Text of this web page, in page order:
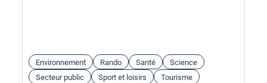
Environnement Rando Santé
Science
Secteur public
Sport et loisirs
Tourisme